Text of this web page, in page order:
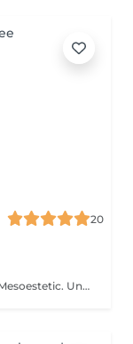
20
Tous nos soins sont réalisés avec la gamme Mesoestetic. Un bilan est fait à chaque début de soin pour vous proposer votre soin sur-mesure.